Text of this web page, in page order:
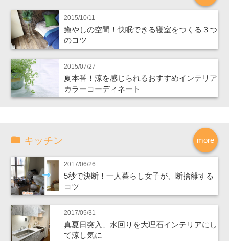
2015/10/11
癒やしの空間！快眠できる寝室をつくる３つ
のコツ
2015/07/27
夏本番！涼を感じられるおすすめインテリア
カラーコーディネート
more
キッチン
2017/06/26
5秒で決断！一人暮らし女子が、断捨離する
コツ
2017/05/31
真夏日突入、水回りを大理石インテリアにし
て涼し気に